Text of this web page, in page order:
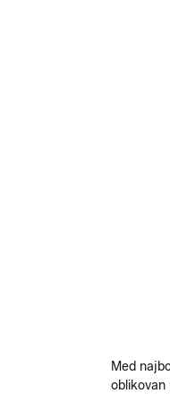
Med
oblikovan